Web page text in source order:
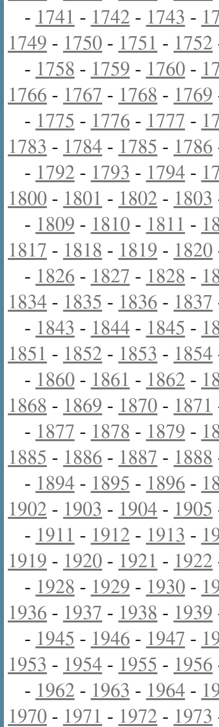
- 1741 - 1742 - 1743 -
1749 - 1750 - 1751 - 1752
- 1758 - 1759 - 1760 -
1766 - 1767 - 1768 - 1769
- 1775 - 1776 - 1777 -
1783 - 1784 - 1785 - 1786
- 1792 - 1793 - 1794 -
1800 - 1801 - 1802 - 1803
- 1809 - 1810 - 1811 -
1817 - 1818 - 1819 - 1820
- 1826 - 1827 - 1828 -
1834 - 1835 - 1836 - 1837
- 1843 - 1844 - 1845 -
1851 - 1852 - 1853 - 1854
- 1860 - 1861 - 1862 -
1868 - 1869 - 1870 - 1871
- 1877 - 1878 - 1879 -
1885 - 1886 - 1887 - 1888
- 1894 - 1895 - 1896 -
1902 - 1903 - 1904 - 1905
- 1911 - 1912 - 1913 -
1919 - 1920 - 1921 - 1922
- 1928 - 1929 - 1930 -
1936 - 1937 - 1938 - 1939
- 1945 - 1946 - 1947 -
1953 - 1954 - 1955 - 1956
- 1962 - 1963 - 1964 -
1970 - 1971 - 1972 - 1973